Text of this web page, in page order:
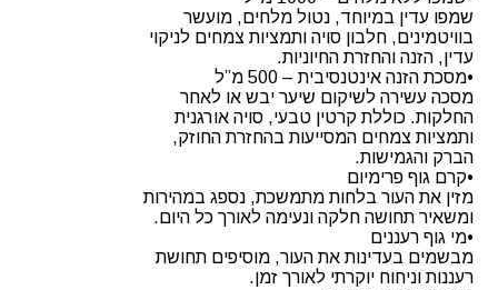
שמפו עדין במיוחד, נטול מלחים, מועשר
בוויטמינים, חלבון סויה ותמציות צמחים לניקוי
עדין, הזנה והחזרת החיוניות.
•מסכת הזנה אינטנסיבית – 500 מ”ל
מסכה עשירה לשיקום שיער יבש או לאחר
החלקות. כוללת קרטין טבעי, סויה אורגנית
ותמציות צמחים המסייעות בהחזרת החוזק,
הברק והגמישות.
•קרם גוף פרימיום
מזין את העור בלחות מתמשכת, נספג במהירות
ומשאיר תחושה חלקה ונעימה לאורך כל היום.
•מי גוף רעננים
מבשמים בעדינות את העור, מוסיפים תחושת
רעננות וניחוח יוקרתי לאורך זמן.